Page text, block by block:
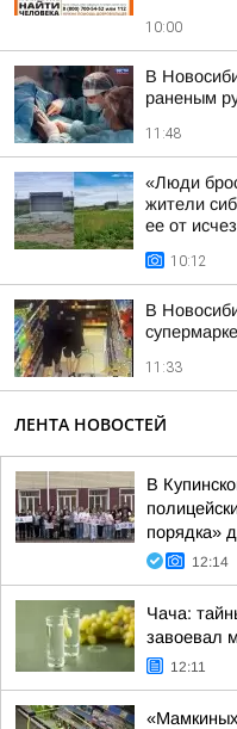
10:00
В
раненым
11:48
«Люди
жители
ее от
10:12
В
11:33
ЛЕНТА НОВОСТЕЙ
В
порядка»
12:14
Чача:
завоевал
12:11